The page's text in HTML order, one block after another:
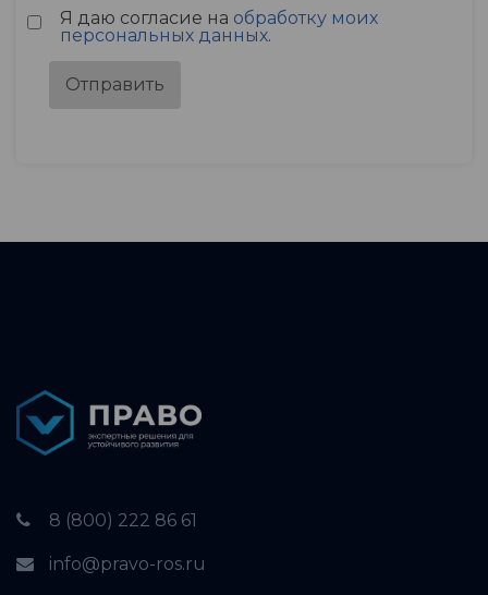
Я даю согласие на обработку моих
персональных данных.
Отправить
8 (800) 222 86 61
info@pravo-ros.ru